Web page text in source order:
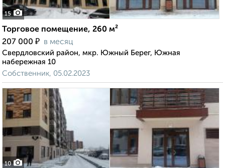
15
Торговое помещение, 260 м²
207 000 ₽ в месяц
Свердловский район, мкр. Южный Берег, Южная
набережная 10
Собственник, 05.02.2023
10